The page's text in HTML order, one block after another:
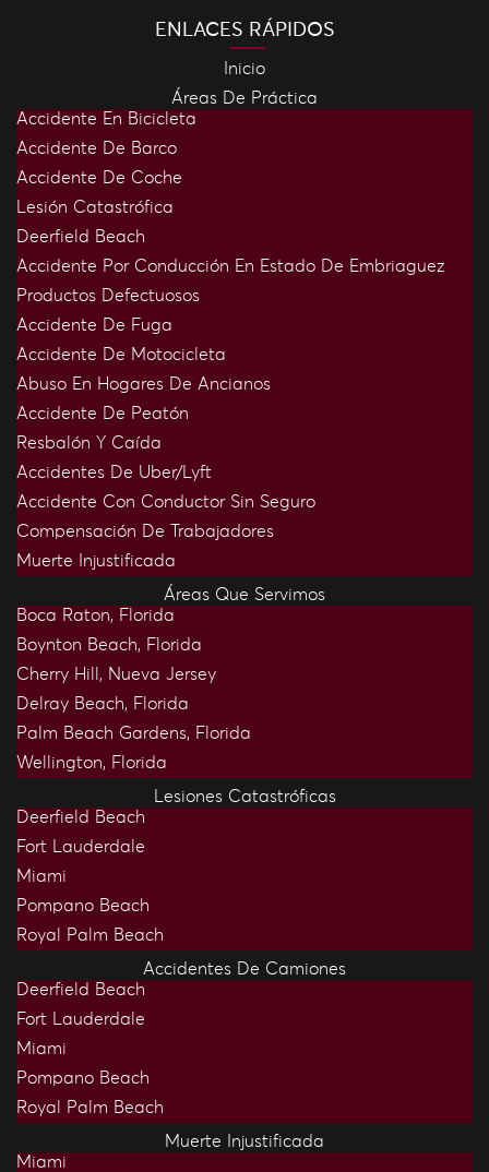
ENLACES RÁPIDOS
Inicio
Áreas De Práctica
Accidente En Bicicleta
Accidente De Barco
Accidente De Coche
Lesión Catastrófica
Deerfield Beach
Accidente Por Conducción En Estado De Embriaguez
Productos Defectuosos
Accidente De Fuga
Accidente De Motocicleta
Abuso En Hogares De Ancianos
Accidente De Peatón
Resbalón Y Caída
Accidentes De Uber/Lyft
Accidente Con Conductor Sin Seguro
Compensación De Trabajadores
Muerte Injustificada
Áreas Que Servimos
Boca Raton, Florida
Boynton Beach, Florida
Cherry Hill, Nueva Jersey
Delray Beach, Florida
Palm Beach Gardens, Florida
Wellington, Florida
Lesiones Catastróficas
Deerfield Beach
Fort Lauderdale
Miami
Pompano Beach
Royal Palm Beach
Accidentes De Camiones
Deerfield Beach
Fort Lauderdale
Miami
Pompano Beach
Royal Palm Beach
Muerte Injustificada
Miami